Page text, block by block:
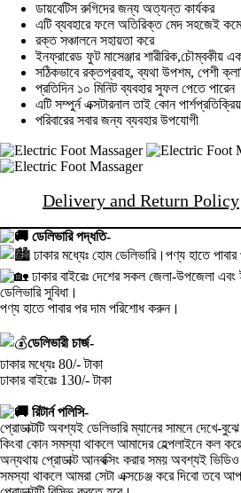
ডায়বেটিস রুগিদের জন্য অত্যন্ত কার্যকর
এটি ব্যবহারে ফলে অতিরিক্ত মেদ সহজেই
রক্ত সঞ্চালনে সহায়তা করে
ইনফ্রারেড ফুট মাসেঞ্জার শারীরিক,চৌম্বকীয়
সঠিকভাবে রক্তপ্রবাহ, ব্যথা উপশম, পেশী
প্রতিদিন ১০ মিনিট ব্যবহার সুফল পেতে পারেন
এটি সম্পুর্ন এক্সটারনাল তাই কোন
পরিবারের সবার জন্য ব্যবহার উপযোগী
Delivery and Return Policy
ডেলিভারি পদ্ধতি-
ঢাকার মধ্যেঃ হোম ডেলিভারি।পণ্য হাতে
ঢাকার বাইরেঃ দেশের সকল জেলা-উপজেলা এবং
ডেলিভারি সুবিধা।
পণ্য হাতে পাবার পর দাম পরিশোধ করুন।
ডেলিভারী চার্জ-
ঢাকার মধ্যেঃ 80/- টাকা
ঢাকার বাইরেঃ 130/- টাকা
রিটার্ন পলিসি-
প্রোডাক্টটি অবশ্যই ডেলিভারি ম্যানের সামনে দেখে-
কিংবা কোন সমস্যা থাকলে আমাদের হেল্পলাইনে কল
অন্যথায় প্রোডাক্ট আনবক্সিং করার সময় অবশ্যই ভিডিও
সমস্যা থাকলে আমরা সেটা এক্সচেঞ্জ করে দিবো তবে